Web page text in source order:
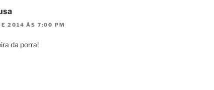
2014 ÀS 7:00 PM
da porra!